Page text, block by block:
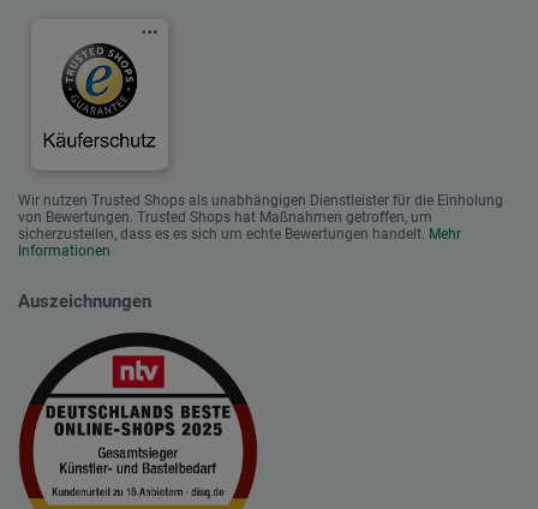
Wir nutzen Trusted Shops als unabhängigen Dienstleister für die Einholung
von Bewertungen. Trusted Shops hat Maßnahmen getroffen, um
sicherzustellen, dass es es sich um echte Bewertungen handelt. Mehr
Informationen
Auszeichnungen